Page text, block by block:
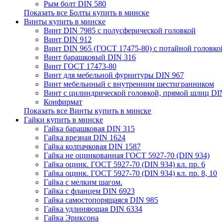
Рым болт DIN 580
Показать все Болты купить в минске
Винты купить в минске
Винт DIN 7985 с полусферической головкой
Винт DIN 912
Винт DIN 965 (ГОСТ 17475-80) с потайной
Винт барашковый DIN 316
Винт ГОСТ 17473-80
Винт для мебельной фурнитуры DIN 967
Винт мебельнный с внутренним шестигранником
Винт с цилиндрической головкой, прямой шлиц
Конфирмат
Показать все Винты купить в минске
Гайки купить в минске
Гайка барашковая DIN 315
Гайка врезная DIN 1624
Гайка колпачковая DIN 1587
Гайка не оцинкованная ГОСТ 5927-70 (DIN 934)
Гайка оцинк. ГОСТ 5927-70 (DIN 934) кл. пр. 6
Гайка оцинк. ГОСТ 5927-70 (DIN 934) кл. пр. 8, 10
Гайка с мелким шагом.
Гайка с фланцем DIN 6923
Гайка самостопорящаяся DIN 985
Гайка удлиняющая DIN 6334
Гайка Эриксона